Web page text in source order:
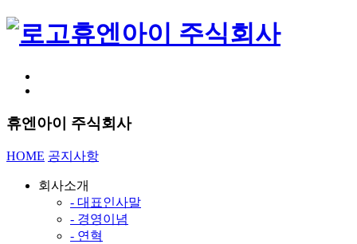
휴엔아이 주식회사
휴엔아이 주식회사
HOME 공지사항
회사소개
- 대표인사말
- 경영이념
- 연혁